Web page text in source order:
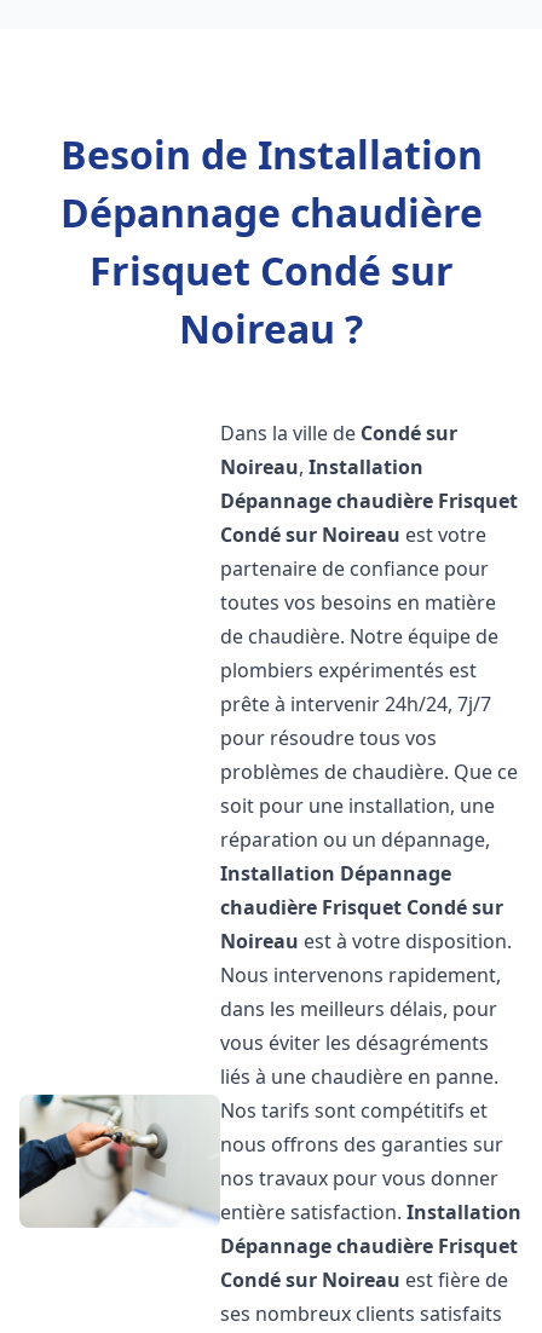
Besoin de Installation
Dépannage chaudière
Frisquet Condé sur
Noireau ?
Dans la ville de Condé sur
Noireau,Installation
Dépannage chaudière Frisquet
Condé sur Noireau est votre
partenaire de confiance pour
toutes vos besoins en matière
de chaudière. Notre équipe de
plombiers expérimentés est
prête à intervenir 24h/24, 7j/7
pour résoudre tous vos
problèmes de chaudière. Que ce
soit pour une installation, une
réparation ou un dépannage,
Installation Dépannage
chaudière Frisquet Condé sur
Noireau est à votre disposition.
Nous intervenons rapidement,
dans les meilleurs délais, pour
vous éviter les désagréments
liés à une chaudière en panne.
Nos tarifs sont compétitifs et
nous offrons des garanties sur
nos travaux pour vous donner
entière satisfaction.Installation
Dépannage chaudière Frisquet
Condé sur Noireau est fière de
ses nombreux clients satisfaits